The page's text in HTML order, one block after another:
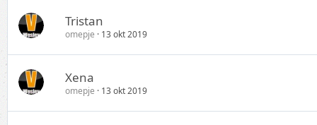
Tristan
omepje 13 okt 2019
Xena
omepje 13 okt 2019